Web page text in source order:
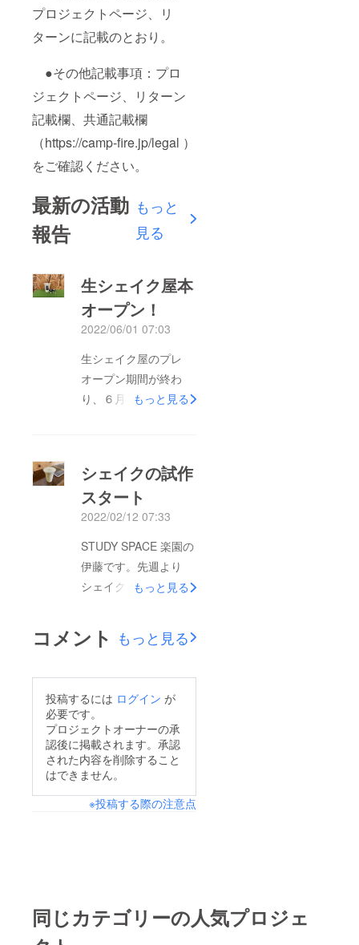
プロジェクトページ、リ
ターンに記載のとおり。
●その他記載事項：プロ
ジェクトページ、リターン
記載欄、共通記載欄
（https://camp-fire.jp/legal ）
をご確認ください。
最新の活動
報告
もっと
見る
生シェイク屋本
オープン！
2022/06/01 07:03
生シェイク屋のプレ
オープン期間が終わ
り、６月より本オープ
の方に知ってもらえた
ようで、今月はおにぎ
りの方もよく売れまし
た。４月までは経営状
態がかなり厳しく苦戦
しておりましたが、５
月になって持ち直すこ
に根付き、今の売り上
いけるかですが、ス
タッフと共に頑張って
いきたいと思います。
今回のプロジェクトは
「不登校だった子達が
働けるお店」を作るた
めに、自分の得意分野
て世の中の飲食店の凄
もっと見る
シェイクの試作
スタート
2022/02/12 07:33
STUDY SPACE 楽園の
伊藤です。先週より
シェイクの試作を始め
ぎり屋じゃなかった
の？」という疑問が生
明していきます。実
は、昨年の９月の時点
で「シェイクを軸にし
た飲食店を経営してい
ておりました。子ども
や祖父母から買っても
らって、喜んで食べて
もっと見る
コメント もっと見る
投稿するには ログイン が
必要です。
プロジェクトオーナーの承
認後に掲載されます。承認
された内容を削除すること
はできません。
※投稿する際の注意点
同じカテゴリーの人気プロジェ